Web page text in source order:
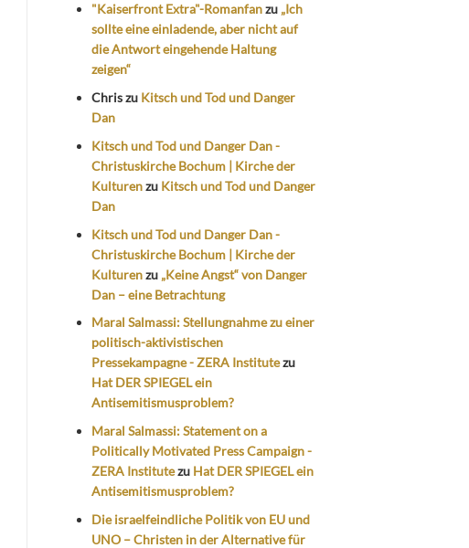
"Kaiserfront Extra"-Romanfanzu „Ich
sollte eine einladende, aber nicht auf
die Antwort eingehende Haltung
zeigen“
Chriszu Kitsch und Tod und Danger
Dan
Kitsch und Tod und Danger Dan -
Christuskirche Bochum | Kirche der
Kulturenzu Kitsch und Tod und Danger
Dan
Kitsch und Tod und Danger Dan -
Christuskirche Bochum | Kirche der
Kulturenzu „Keine Angst“ von Danger
Dan – eine Betrachtung
Maral Salmassi: Stellungnahme zu einer
politisch-aktivistischen
Pressekampagne - ZERA Institutezu
Hat DER SPIEGEL ein
Antisemitismusproblem?
Maral Salmassi: Statement on a
Politically Motivated Press Campaign -
ZERA Institutezu Hat DER SPIEGEL ein
Antisemitismusproblem?
Die israelfeindliche Politik von EU und
UNO – Christen in der Alternative für